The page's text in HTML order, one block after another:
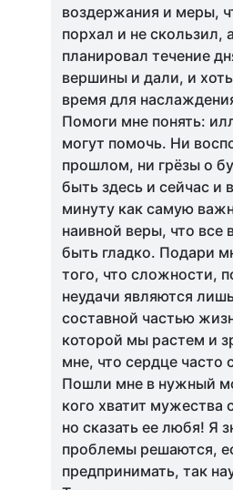
воздержания и меры,
порхал и не скользил,
планировал течение
вершины и дали, и
время для
Помоги мне понять:
могут помочь. Ни
прошлом, ни грёзы о
быть здесь и сейчас и
минуту как самую
наивной веры, что
быть гладко. Подари
того, что сложности,
неудачи являются
составной частью
которой мы растем и
мне, что сердце часто
Пошли мне в нужный
кого хватит мужества
но сказать ее любя! Я
проблемы решаются,
предпринимать, так